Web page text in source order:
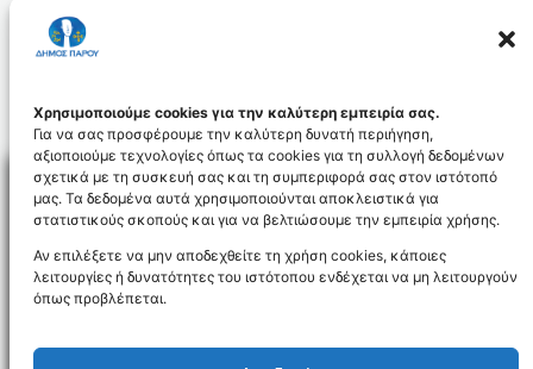
Χρησιμοποιούμε cookies για την καλύτερη εμπειρία σας.
Για να σας προσφέρουμε την καλύτερη δυνατή περιήγηση,
αξιοποιούμε τεχνολογίες όπως τα cookies για τη συλλογή δεδομένων
σχετικά με τη συσκευή σας και τη συμπεριφορά σας στον ιστότοπό
μας. Τα δεδομένα αυτά χρησιμοποιούνται αποκλειστικά για
στατιστικούς σκοπούς και για να βελτιώσουμε την εμπειρία χρήσης.
Αν επιλέξετε να μην αποδεχθείτε τη χρήση cookies, κάποιες
λειτουργίες ή δυνατότητες του ιστότοπου ενδέχεται να μη λειτουργούν
όπως προβλέπεται.
86.2003_id905
NEWSLETTER